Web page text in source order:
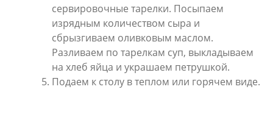
сервировочные тарелки. Посыпаем
изрядным количеством сыра и
сбрызгиваем оливковым маслом.
Разливаем по тарелкам суп, выкладываем
на хлеб яйца и украшаем петрушкой.
Подаем к столу в теплом или горячем виде.